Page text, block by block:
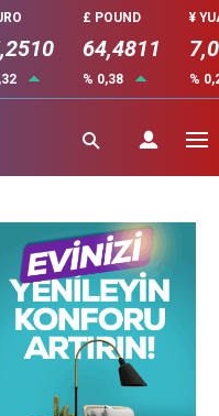
£ POUND
64,4811
% 0,38
¥
%